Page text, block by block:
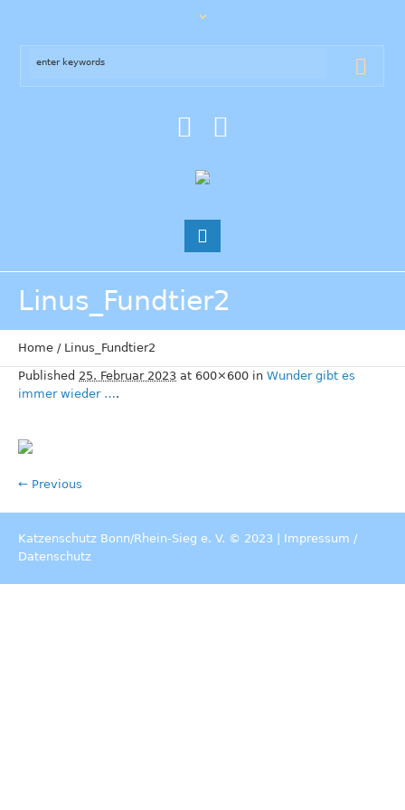
Linus_Fundtier2
Home / Linus_Fundtier2
Published 25. Februar 2023 at 600×600 in Wunder gibt es
immer wieder ….
← Previous
Katzenschutz Bonn/Rhein-Sieg e. V. © 2023 | Impressum /
Datenschutz